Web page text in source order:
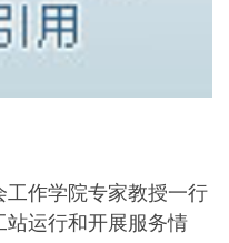
工作学院专家教授一行
运行和开展服务情